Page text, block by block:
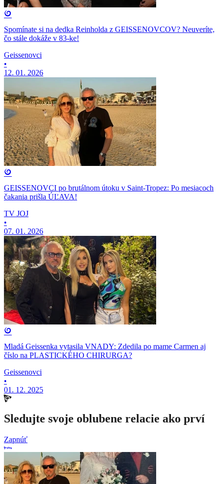
Spomínate si na dedka Reinholda z GEISSENOVCOV? Neuveríte,
čo stále dokáže v 83-ke!
Geissenovci
•
12. 01. 2026
GEISSENOVCI po brutálnom útoku v Saint-Tropez: Po mesiacoch
čakania prišla ÚĽAVA!
TV JOJ
•
07. 01. 2026
Mladá Geissenka vytasila VNADY: Zdedila po mame Carmen aj
číslo na PLASTICKÉHO CHIRURGA?
Geissenovci
•
01. 12. 2025
Sledujte svoje oblubene relacie ako prví
Zapnúť